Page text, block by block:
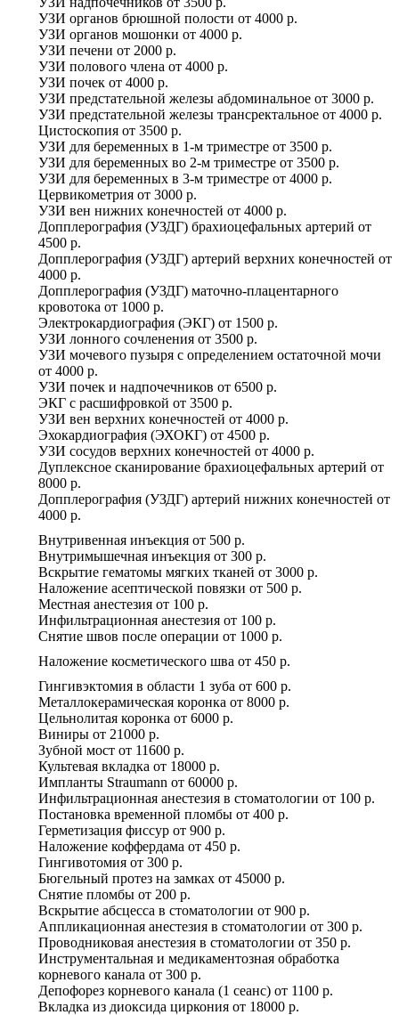
УЗИ органов брюшной полости от 4000 р.
УЗИ органов мошонки от 4000 р.
УЗИ печени от 2000 р.
УЗИ полового члена от 4000 р.
УЗИ почек от 4000 р.
УЗИ предстательной железы абдоминальное от 3000 р.
УЗИ предстательной железы трансректальное от 4000 р.
Цистоскопия от 3500 р.
УЗИ для беременных в 1-м триместре от 3500 р.
УЗИ для беременных во 2-м триместре от 3500 р.
УЗИ для беременных в 3-м триместре от 4000 р.
Цервикометрия от 3000 р.
УЗИ вен нижних конечностей от 4000 р.
Допплерография (УЗДГ) брахиоцефальных артерий от
4500 р.
Допплерография (УЗДГ) артерий верхних конечностей от
4000 р.
Допплерография (УЗДГ) маточно-плацентарного
кровотока от 1000 р.
Электрокардиография (ЭКГ) от 1500 р.
УЗИ лонного сочленения от 3500 р.
УЗИ мочевого пузыря с определением остаточной мочи
от 4000 р.
УЗИ почек и надпочечников от 6500 р.
ЭКГ с расшифровкой от 3500 р.
УЗИ вен верхних конечностей от 4000 р.
Эхокардиография (ЭХОКГ) от 4500 р.
УЗИ сосудов верхних конечностей от 4000 р.
Дуплексное сканирование брахиоцефальных артерий от
8000 р.
Допплерография (УЗДГ) артерий нижних конечностей от
4000 р.
Внутривенная инъекция от 500 р.
Внутримышечная инъекция от 300 р.
Вскрытие гематомы мягких тканей от 3000 р.
Наложение асептической повязки от 500 р.
Местная анестезия от 100 р.
Инфильтрационная анестезия от 100 р.
Снятие швов после операции от 1000 р.
Наложение косметического шва от 450 р.
Гингивэктомия в области 1 зуба от 600 р.
Металлокерамическая коронка от 8000 р.
Цельнолитая коронка от 6000 р.
Виниры от 21000 р.
Зубной мост от 11600 р.
Культевая вкладка от 18000 р.
Импланты Straumann от 60000 р.
Инфильтрационная анестезия в стоматологии от 100 р.
Постановка временной пломбы от 400 р.
Герметизация фиссур от 900 р.
Наложение коффердама от 450 р.
Гингивотомия от 300 р.
Бюгельный протез на замках от 45000 р.
Снятие пломбы от 200 р.
Вскрытие абсцесса в стоматологии от 900 р.
Аппликационная анестезия в стоматологии от 300 р.
Проводниковая анестезия в стоматологии от 350 р.
Инструментальная и медикаментозная обработка
корневого канала от 300 р.
Депофорез корневого канала (1 сеанс) от 1100 р.
Вкладка из диоксида циркония от 18000 р.